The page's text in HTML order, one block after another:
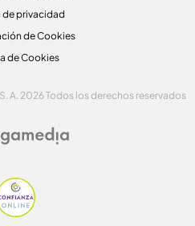
de privacidad
de Cookies
de Cookies
A. 2026 Todos los derechos reservados